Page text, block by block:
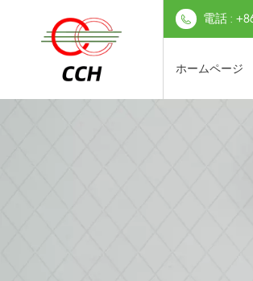
電話 :
ホームページ